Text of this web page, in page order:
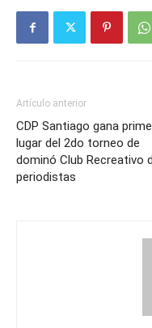
Artículo anterior
CDP Santiago gana
lugar del 2do torneo de
dominó Club Recreativo
periodistas